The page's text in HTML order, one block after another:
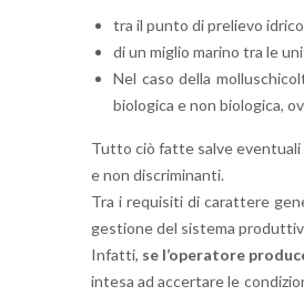
tra il punto di pre­lie­vo
di un mi­glio ma­ri­no tra le
Nel caso della
bio­lo­g­i­ca e non bio­lo­g­i­ca,
Tutto ciò fatte salve
e non di­scri­mi­nan­ti.
Tra i re­qui­si­ti di ca­rat­te­re
ge­stio­ne del si­ste­ma
In­fat­ti, se l’o­pe­ra­to­re
in­te­sa ad ac­cer­ta­re le